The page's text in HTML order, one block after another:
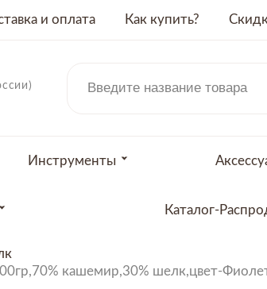
и оплата Как купить?
Инструменты
Каталог-
кашемир,30% шелк,цвет-